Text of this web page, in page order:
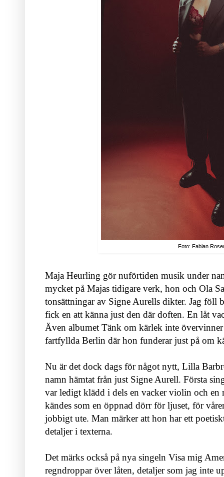
Foto: Fabian
Maja Heurling gör nuförtiden musik under
mycket på Majas tidigare verk, hon och Ola
tonsättningar av Signe Aurells dikter. Jag föll
fick en att känna just den där doften. En låt
Även albumet Tänk om kärlek inte
fartfyllda Berlin där hon funderar just på om
Nu är det dock dags för något nytt, Lilla
namn hämtat från just Signe Aurell. Första
var ledigt klädd i dels en vacker violin och
kändes som en öppnad dörr för ljuset, för
jobbigt ute. Man märker att hon har ett
detaljer i texterna.
Det märks också på nya singeln Visa mig
regndroppar över låten, detaljer som jag inte